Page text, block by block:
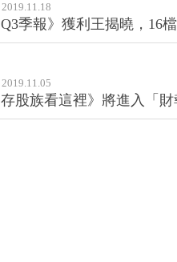
2019.11.18
Q3季報》獲利王揭曉，16
2019.11.05
存股族看這裡》將進入「